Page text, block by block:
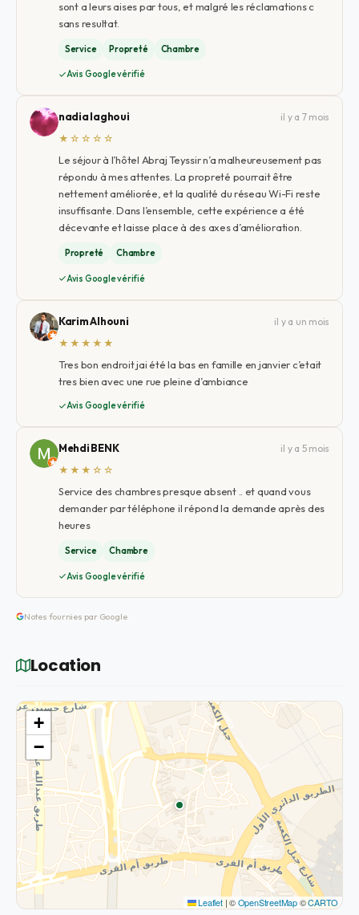
sont a leurs aises par tous, et malgré les réclamations c
sans resultat.
Service Propreté Chambre
Avis Google vérifié
nadia laghoui
il y a 7 mois
★☆☆☆☆
Le séjour à l’hôtel Abraj Teyssir n’a malheureusement pas
répondu à mes attentes. La propreté pourrait être
nettement améliorée, et la qualité du réseau Wi-Fi reste
insuffisante. Dans l’ensemble, cette expérience a été
décevante et laisse place à des axes d’amélioration.
Propreté Chambre
Avis Google vérifié
Karim Alhouni
il y a un mois
★★★★★
Tres bon endroit jai été la bas en famille en janvier c’etait
tres bien avec une rue pleine d’ambiance
Avis Google vérifié
Mehdi BENK
il y a 5 mois
★★★☆☆
Service des chambres presque absent .. et quand vous
demander par téléphone il répond la demande après des
heures
Service Chambre
Avis Google vérifié
Notes fournies par Google
Location
+
−
Leaflet |©OpenStreetMap©CARTO